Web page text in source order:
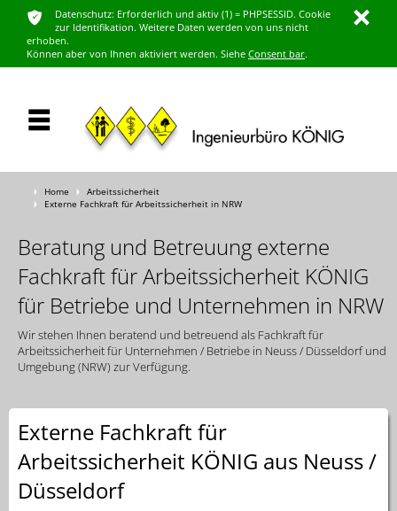
ı
ͳ
Datenschutz: Erforderlich und aktiv (1) = PHPSESSID. Cookie
zur Identifikation. Weitere Daten werden von uns nicht
erhoben.
Können aber von Ihnen aktiviert werden. Siehe Consent bar.
Ţ Home Ţ Arbeitssicherheit
Ţ Externe Fachkraft für Arbeitssicherheit in NRW
Beratung und Betreuung externe
Fachkraft für Arbeitssicherheit KÖNIG
für Betriebe und Unternehmen in NRW
Wir stehen Ihnen beratend und betreuend als Fachkraft für
Arbeitssicherheit für Unternehmen / Betriebe in Neuss / Düsseldorf und
Umgebung (NRW) zur Verfügung.
Externe Fachkraft für
Arbeitssicherheit KÖNIG aus Neuss /
Düsseldorf